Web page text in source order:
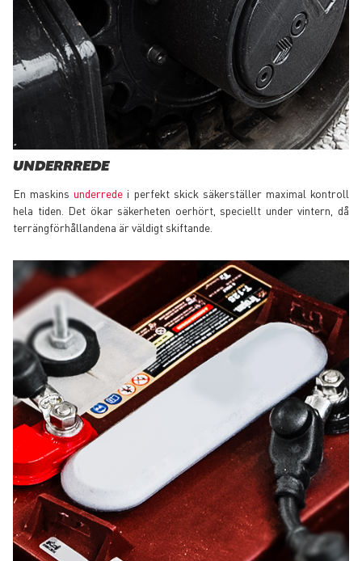
UNDERRREDE
En maskinsunderrede i perfekt skick säkerställer maximal kontroll
hela tiden. Det ökar säkerheten oerhört, speciellt under vintern, då
terrängförhållandena är väldigt skiftande.